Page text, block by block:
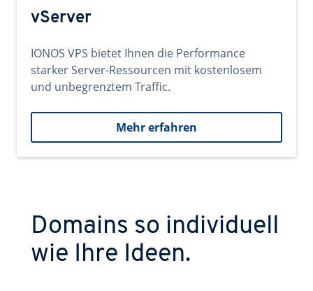
vServer
IONOS VPS bietet Ihnen die Performance
starker Server-Ressourcen mit kostenlosem
und unbegrenztem Traffic.
Mehr erfahren
Domains so individuell
wie Ihre Ideen.